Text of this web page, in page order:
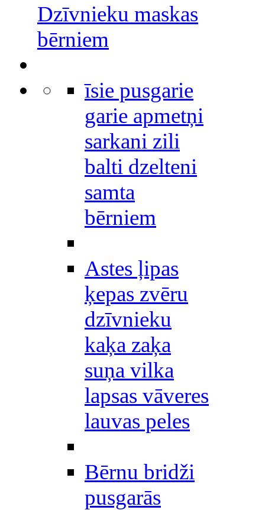
Dzīvnieku maskas
bērniem
īsie pusgarie
garie apmetņi
sarkani zili
balti dzelteni
samta
bērniem
Astes ļipas
ķepas zvēru
dzīvnieku
kaķa zaķa
suņa vilka
lapsas vāveres
lauvas peles
Bērnu bridži
pusgarās